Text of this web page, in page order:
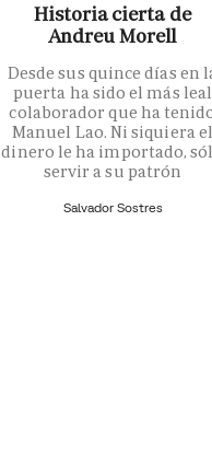
Historia cierta de
Andreu Morell
Desde sus quince días en
puerta ha sido el más leal
colaborador que ha
Manuel Lao. Ni siquiera
dinero le ha importado,
servir a su patrón
Salvador Sostres